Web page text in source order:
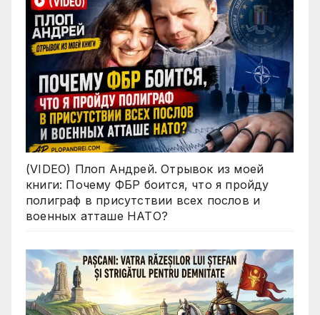
(VIDEO) Плоп Андрей. Отрывок из моей
книги: Почему ФБР боится, что я пройду
полиграф в присутствии всех послов и
военных атташе НАТО?